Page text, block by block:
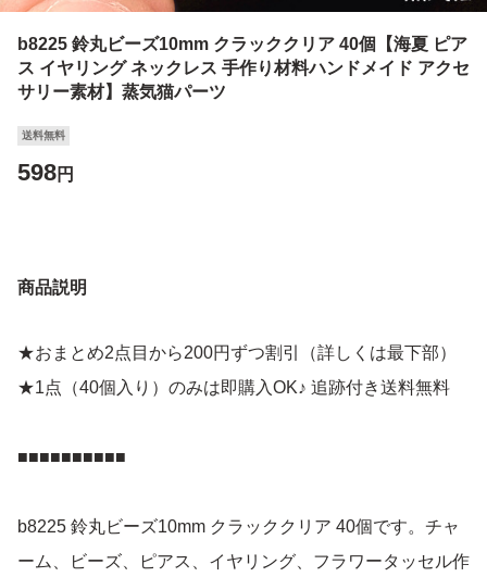
b8225 鈴丸ビーズ10mm クラッククリア 40個【海夏 ピア
ス イヤリング ネックレス 手作り材料ハンドメイド アクセ
サリー素材】蒸気猫パーツ
送料無料
598円
商品説明
★おまとめ2点目から200円ずつ割引（詳しくは最下部）
★1点（40個入り）のみは即購入OK♪ 追跡付き送料無料
■■■■■■■■■■
b8225 鈴丸ビーズ10mm クラッククリア 40個です。チャ
ーム、ビーズ、ピアス、イヤリング、フラワータッセル作